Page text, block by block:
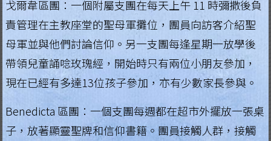
戈爾韋區團：一個附屬支團在每天上午 11 時彌撒後負
責管理在主教座堂的聖母軍攤位，團員向訪客介紹聖
母軍並與他們討論信仰。另一支團每逢星期一放學後
帶領兒童誦唸玫瑰經，開始時只有兩位小朋友參加，
現在已經有多達13位孩子參加，亦有少數家長參與。
Benedicta 區團：一個支團每週都在超市外擺放一張桌
子，放著顯靈聖牌和信仰書籍。團員接觸人群，接觸